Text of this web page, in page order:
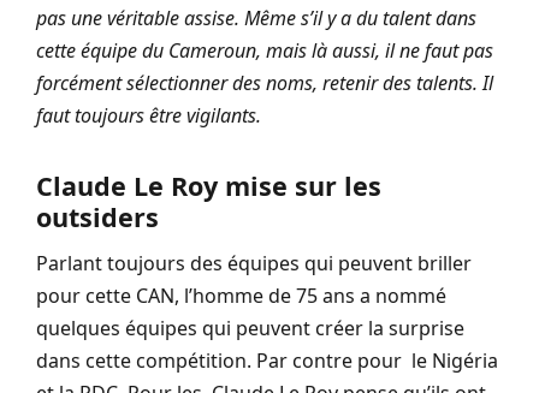
pas une véritable assise. Même s’il y a du talent dans
cette équipe du Cameroun, mais là aussi, il ne faut pas
forcément sélectionner des noms, retenir des talents. Il
faut toujours être vigilants.
Claude Le Roy mise sur les
outsiders
Parlant toujours des équipes qui peuvent briller
pour cette CAN, l’homme de 75 ans a nommé
quelques équipes qui peuvent créer la surprise
dans cette compétition. Par contre pour le Nigéria